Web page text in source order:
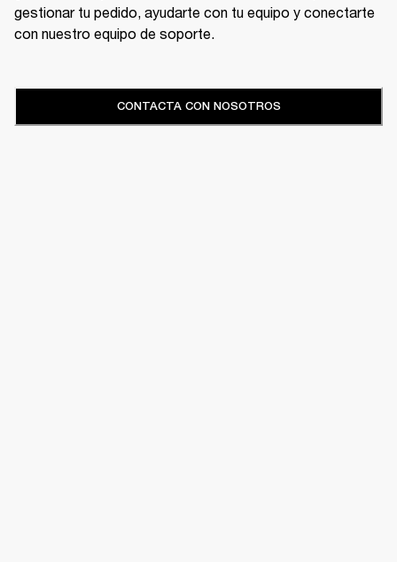
gestionar tu pedido, ayudarte con tu equipo y conectarte
con nuestro equipo de soporte.
CONTACTA CON NOSOTROS